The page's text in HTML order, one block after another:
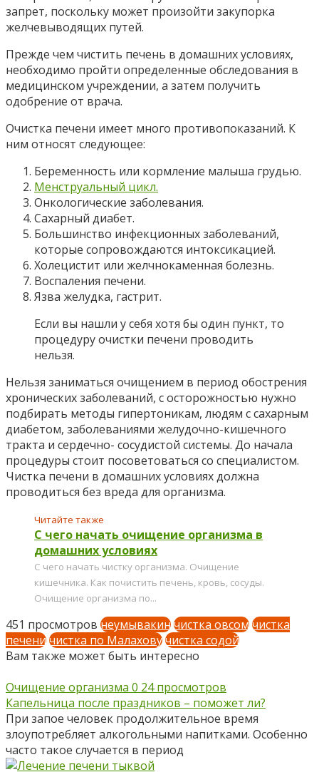
запрет, поскольку может произойти закупорка
желчевыводящих путей.
Прежде чем чистить печень в домашних условиях,
необходимо пройти определенные обследования в
медицинском учреждении, а затем получить
одобрение от врача.
Очистка печени имеет много противопоказаний. К
ним относят следующее:
Беременность или кормление малыша грудью.
Менструальный цикл.
Онкологические заболевания.
Сахарный диабет.
Большинство инфекционных заболеваний,
которые сопровождаются интоксикацией.
Холецистит или желчнокаменная болезнь.
Воспаления печени.
Язва желудка, гастрит.
Если вы нашли у себя хотя бы один пункт, то
процедуру очистки печени проводить
нельзя.
Нельзя заниматься очищением в период обострения
хронических заболеваний, с осторожностью нужно
подбирать методы гипертоникам, людям с сахарным
диабетом, заболеваниями желудочно-кишечного
тракта и сердечно- сосудистой системы. До начала
процедуры стоит посоветоваться со специалистом.
Чистка печени в домашних условиях должна
проводиться без вреда для организма.
Читайте также
С чего начать очищение организма в
домашних условиях
С чего начать чистку организма. Очищение
кишечника. Как почистить печень, кровь, сосуды.
Очищение организма по...
451 просмотров неумывакинчистка овсомчистка
печеничистка по Малаховучистка содой
Вам также может быть интересно
Очищение организма 0 24 просмотров
Капельница после праздников – поможет ли?
При запое человек продолжительное время
злоупотребляет алкогольными напитками. Особенно
часто такое случается в период